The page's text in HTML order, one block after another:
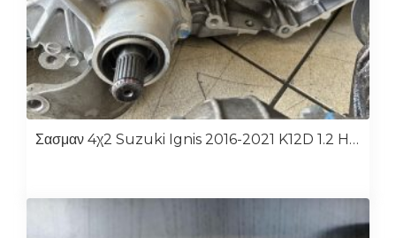
Σασμαν 4χ2 Suzuki Ignis 2016-2021 K12D 1.2 Hybrid